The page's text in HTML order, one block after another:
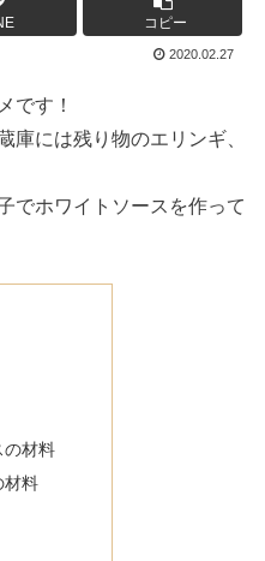
コピー
2020.02.27
です！
には残り物のエリンギ、
でホワイトソースを作って
の材料
材料